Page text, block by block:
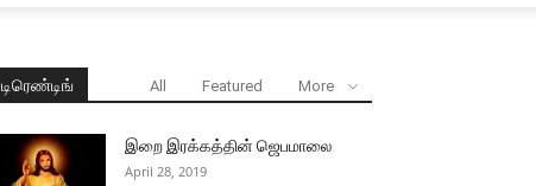
டிரெண்டிங் All Featured More
இறை இரக்கத்தின் ஜெபமாலை
April 28, 2019